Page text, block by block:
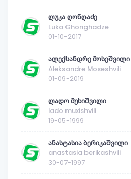
ლუკა ღონღაძე
Luka Ghonghadze
01-10-2017
ალექსანდრე მოსეშვილი
Aleksandre Moseshvili
01-09-2019
ლადო მუხიშვილი
lado muxishvili
19-05-1999
ანასტასია ბერიკაშვილი
anastasia berikashvili
30-07-1997